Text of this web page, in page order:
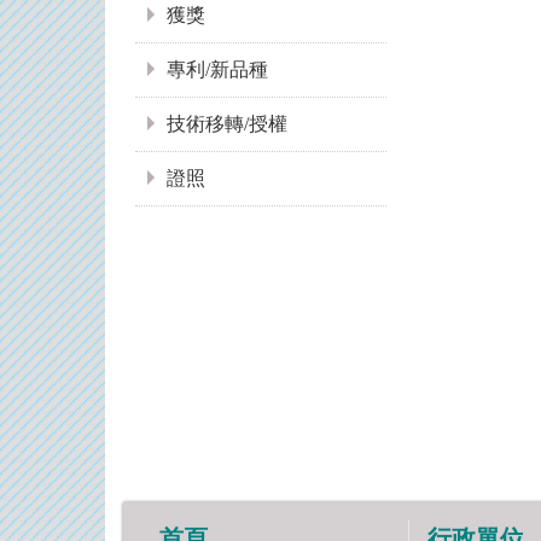
獲獎
專利/新品種
技術移轉/授權
證照